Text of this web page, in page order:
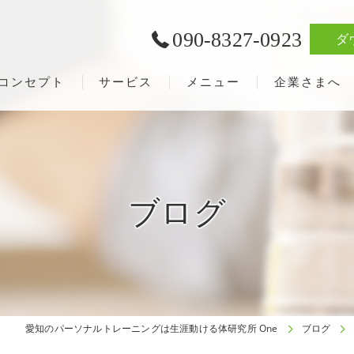
090-8327-0923 ダ
ンセプト サービス メニュー 企業さまへ
ブログ
愛知のパーソナルトレーニングは生涯動ける体研究所 One ブログ